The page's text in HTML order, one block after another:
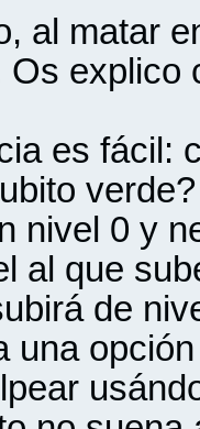
al matar
Os explico
es fácil:
nivel 0 y
al que
de
una